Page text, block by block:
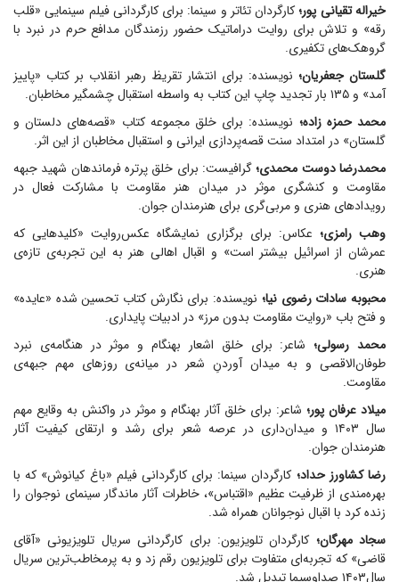
خیراله تقیانی پور؛کارگردان تئاتر و سینما: برای کارگردانی فیلم سینمایی «قلب
رقه» و تلاش برای روایت دراماتیک حضور رزمندگان مدافع حرم در نبرد با
گروهک‌های تکفیری.
گلستان جعفریان؛ نویسنده: برای انتشار تقریظ رهبر انقلاب بر کتاب «پاییز
آمد» و ۱۳۵ بار تجدید چاپ این کتاب به واسطه استقبال چشمگیر مخاطبان.
محمد حمزه زاده؛ نویسنده: برای خلق مجموعه کتاب «قصه‌های دلستان و
گلستان» در امتداد سنت قصه‌پردازی ایرانی و استقبال مخاطبان از این اثر.
محمدرضا دوست محمدی؛گرافیست: برای خلق پرتره فرماندهان شهید جبهه
مقاومت و کنشگری موثر در میدان هنر مقاومت با مشارکت فعال در
رویداد‌های هنری و مربی‌گری برای هنرمندان جوان.
وهب رامزی؛ عکاس: برای برگزاری نمایشگاه عکس‌روایت «کلید‌هایی که
عمرشان از اسرائیل بیشتر است» و اقبال اهالی هنر به این تجربه‌ی تازه‌ی
هنری.
محبوبه سادات رضوی نیا؛ نویسنده: برای نگارش کتاب تحسین شده «عایده»
و فتح باب «روایت مقاومت بدون مرز» در ادبیات پایداری.
محمد رسولی؛شاعر: برای خلق اشعار بهنگام و موثر در هنگامه‌ی نبرد
طوفان‌الاقصی و به میدان آوردنِ شعر در میانه‌ی روز‌های مهم جبهه‌ی
مقاومت.
میلاد عرفان پور؛ شاعر: برای خلق آثار بهنگام و موثر در واکنش به وقایع مهم
سال ۱۴۰۳ و میدان‌داری در عرصه شعر برای رشد و ارتقای کیفیت آثار
هنرمندان جوان.
رضا کشاورز حداد؛ کارگردان سینما: برای کارگردانی فیلم «باغ کیانوش» که با
بهره‌مندی از ظرفیت عظیم «اقتباس»، خاطرات آثار ماندگار سینمای نوجوان را
زنده کرد با اقبال نوجوانان همراه شد.
سجاد مهرگان؛ کارگردان تلویزیون: برای کارگردانی سریال تلویزیونی «آقای
قاضی» که تجربه‌ای متفاوت برای تلویزیون رقم زد و به پرمخاطب‌ترین سریال
سال۱۴۰۳ صداوسیما تبدیل شد.